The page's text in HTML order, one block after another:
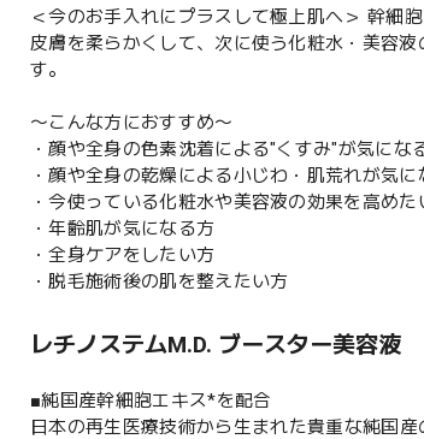
＜今のお手入れにプラスして極上肌へ＞ 幹細
皮膚を柔らかくして、次に使う化粧水・美容
す。
〜こんな方におすすめ〜
・顔や全身の色素沈着による"くすみ"が気にな
・顔や全身の乾燥による小じわ・肌荒れが気に
・今使っている化粧水や美容液の効果を高めた
・年齢肌が気になる方
・全身ケアをしたい方
・脱毛施術後の肌を整えたい方
レチノステムM.D. ブースター美容液
■純国産幹細胞エキス*を配合
日本の再生医療技術から生まれた貴重な純国